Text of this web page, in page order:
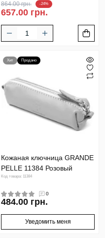
864.00 грн. -24%
657.00 грн.
Хит Продано
Кожаная ключница GRANDE
PELLE 11384 Розовый
Код товара: 11384
0
484.00 грн.
Уведомить меня